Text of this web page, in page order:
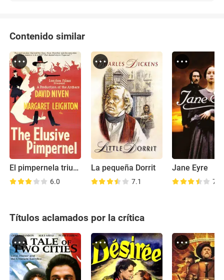
Contenido similar
El pimpernela triunfante
6.0
La pequeña Dorrit
7.1
Jane Eyre
7.0
Títulos aclamados por la crítica